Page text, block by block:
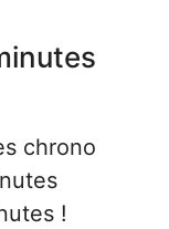
chrono
!